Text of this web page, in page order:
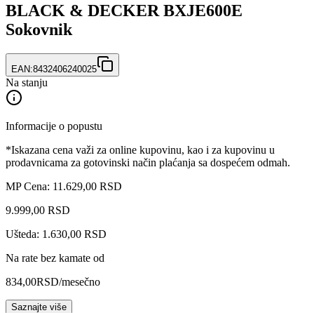
BLACK & DECKER BXJE600E
Sokovnik
EAN:8432406240025
Na stanju
Informacije o popustu
*Iskazana cena važi za online kupovinu, kao i za kupovinu u
prodavnicama za gotovinski način plaćanja sa dospećem odmah.
MP Cena: 11.629,00 RSD
9.999,00 RSD
Ušteda: 1.630,00 RSD
Na rate bez kamate od
834,00RSD/mesečno
Saznajte više